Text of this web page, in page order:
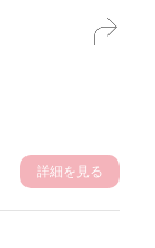
詳細を見る